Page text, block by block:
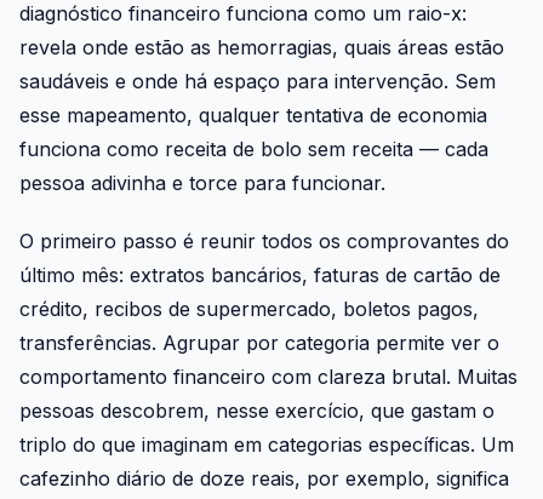
diagnóstico financeiro funciona como um raio-x:
revela onde estão as hemorragias, quais áreas estão
saudáveis e onde há espaço para intervenção. Sem
esse mapeamento, qualquer tentativa de economia
funciona como receita de bolo sem receita — cada
pessoa adivinha e torce para funcionar.
O primeiro passo é reunir todos os comprovantes do
último mês: extratos bancários, faturas de cartão de
crédito, recibos de supermercado, boletos pagos,
transferências. Agrupar por categoria permite ver o
comportamento financeiro com clareza brutal. Muitas
pessoas descobrem, nesse exercício, que gastam o
triplo do que imaginam em categorias específicas. Um
cafezinho diário de doze reais, por exemplo, significa